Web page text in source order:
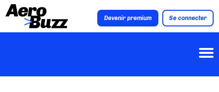
Devenir premium Se connecter